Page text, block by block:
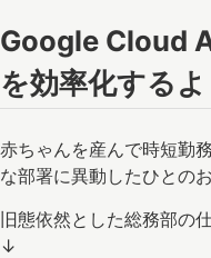
Google Cloud
を効率化するよ
赤ちゃんを産んで時短勤
な部署に異動したひとのお
旧態依然とした総務部の
↓